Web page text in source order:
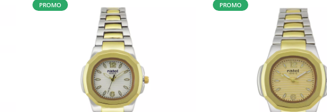
PROMO PROMO